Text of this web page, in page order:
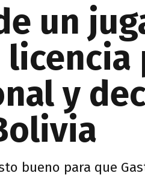
un
licencia
y
bueno para que